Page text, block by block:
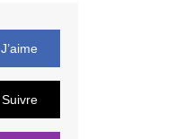
J’aime
Suivre